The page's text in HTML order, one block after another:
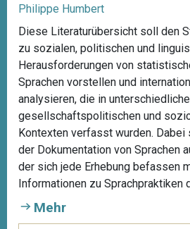
Philippe Humbert
Diese Literaturübersicht soll den
zu sozialen, politischen und
Herausforderungen von
Sprachen vorstellen und
analysieren, die in
gesellschaftspolitischen und
Kontexten verfasst wurden.
der Dokumentation von Sprachen
der sich jede Erhebung befassen
Informationen zu Sprachpraktiken
Mehr